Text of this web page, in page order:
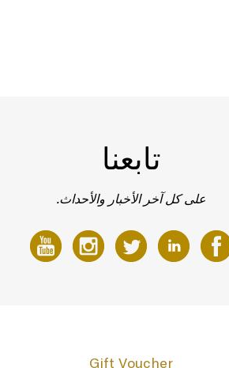
تابعنا
على كل آخر الأخبار والأحداث.
Gift Voucher